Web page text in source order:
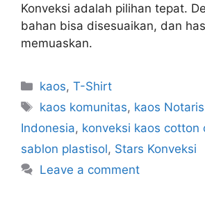
Konveksi adalah pilihan tepat.
bahan bisa disesuaikan, dan
memuaskan.
kaos,T-Shirt
kaos komunitas, kaos
Indonesia, konveksi kaos cotton
sablon plastisol, Stars Konveksi
Leave a comment